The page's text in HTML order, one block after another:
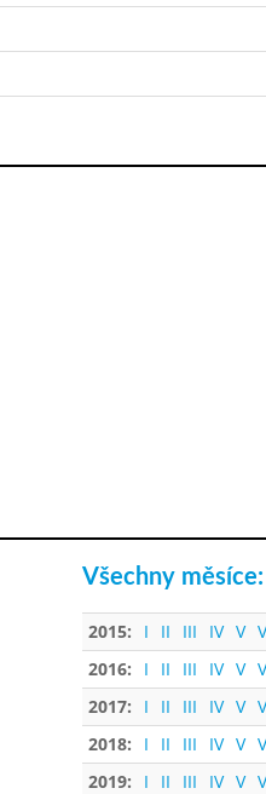
Všechny měsíce:
2015: I II III IV V
2016:
I II III IV V
2017:
I II III IV V
2018:
I II III IV V
2019:
I II III IV V